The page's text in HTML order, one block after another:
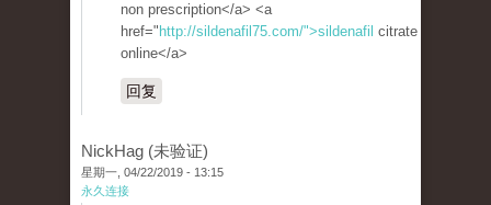
non prescription</a> <a
href=" http://sildenafil75.com/">sildenafil citrate
online</a>
回复
NickHag (未验证)
星期一, 04/22/2019 - 13:15
永久连接